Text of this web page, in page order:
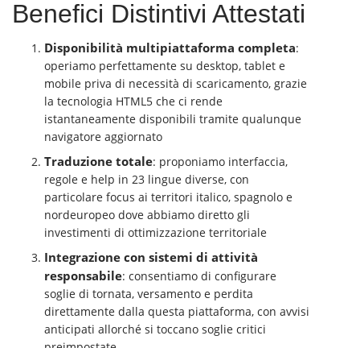
Benefici Distintivi Attestati
Disponibilità multipiattaforma completa:
operiamo perfettamente su desktop, tablet e
mobile priva di necessità di scaricamento, grazie
la tecnologia HTML5 che ci rende
istantaneamente disponibili tramite qualunque
navigatore aggiornato
Traduzione totale: proponiamo interfaccia,
regole e help in 23 lingue diverse, con
particolare focus ai territori italico, spagnolo e
nordeuropeo dove abbiamo diretto gli
investimenti di ottimizzazione territoriale
Integrazione con sistemi di attività
responsabile: consentiamo di configurare
soglie di tornata, versamento e perdita
direttamente dalla questa piattaforma, con avvisi
anticipati allorché si toccano soglie critici